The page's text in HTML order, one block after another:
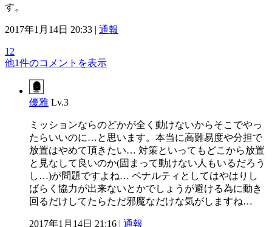
す。
2017年1月14日 20:33 | 通報
12
他1件のコメントを表示
優雅 Lv.3
ミッションならのどかが全く動けないからそこでやっ
たらいいのに…と思います。本当に高難易度や分担で
放置はやめて頂きたい… 対策といってもどこから放置
と見なして良いのか(固まって動けない人もいるだろう
し…)が問題ですよね… ペナルティとしてはやはりし
ばらく協力が出来ないとかでしょうが避ける為に動き
回るだけしてたらただ邪魔なだけな気がしますね…
2017年1月14日 21:16 | 通報